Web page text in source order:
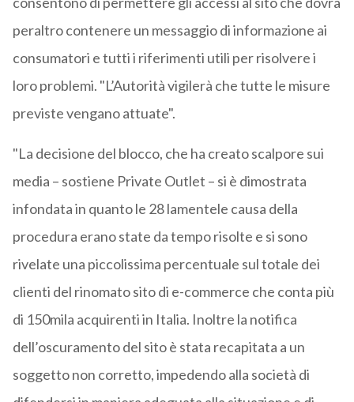
peraltro contenere un messaggio di informazione ai
consumatori e tutti i riferimenti utili per risolvere i
loro problemi. "L’Autorità vigilerà che tutte le misure
previste vengano attuate".
"La decisione del blocco, che ha creato scalpore sui
media – sostiene Private Outlet – si è dimostrata
infondata in quanto le 28 lamentele causa della
procedura erano state da tempo risolte e si sono
rivelate una piccolissima percentuale sul totale dei
clienti del rinomato sito di e-commerce che conta più
di 150mila acquirenti in Italia. Inoltre la notifica
dell’oscuramento del sito è stata recapitata a un
soggetto non corretto, impedendo alla società di